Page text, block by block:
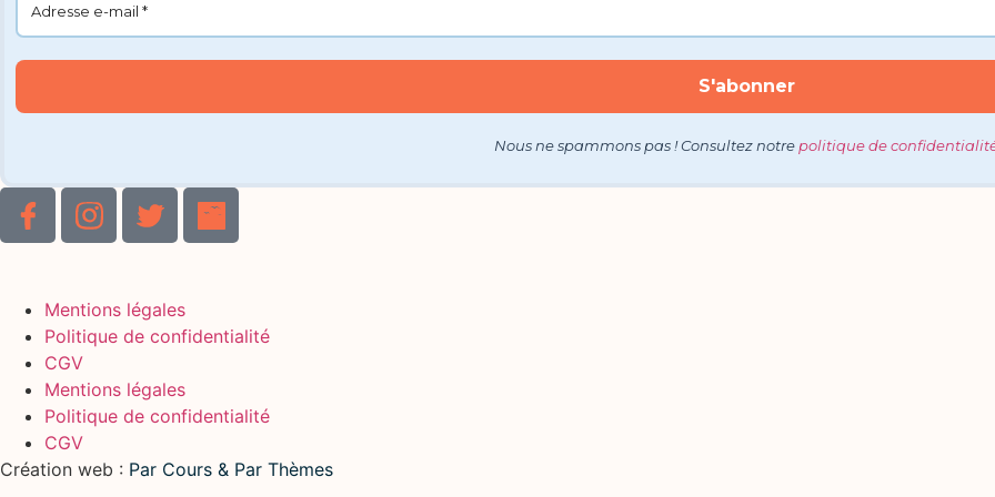
Nous ne spammons pas ! Consultez notre politique de
Mentions légales
Politique de confidentialité
CGV
Mentions légales
Politique de confidentialité
CGV
Création web : Par Cours & Par Thèmes